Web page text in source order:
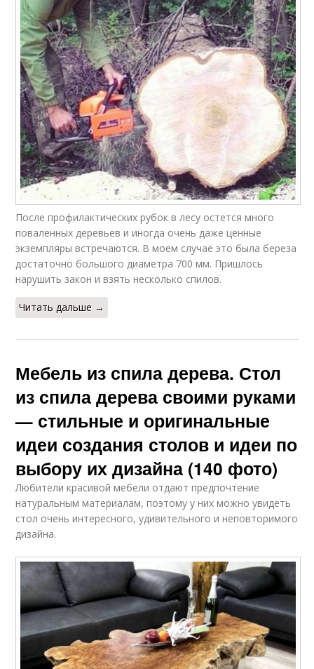
После профилактических рубок в лесу остется много
поваленных деревьев и иногда очень даже ценные
экземпляры встречаются. В моем случае это была береза
достаточно большого диаметра 700 мм. Пришлось
нарушить закон и взять несколько спилов.
Читать дальше →
Мебель из спила дерева. Стол
из спила дерева своими руками
— стильные и оригинальные
идеи создания столов и идеи по
выбору их дизайна (140 фото)
Любители красивой мебели отдают предпочтение
натуральным материалам, поэтому у них можно увидеть
стол очень интересного, удивительного и неповторимого
дизайна.